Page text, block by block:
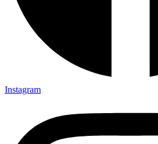
Instagram